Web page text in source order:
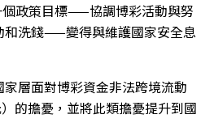
政策目標——協調博彩活動與努
和洗錢——變得與維護國家安全息
家層面對博彩資金非法跨境流動
）的擔憂，並將此類擔憂提升到國